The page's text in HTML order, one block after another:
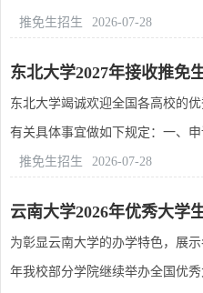
推免生招生 2026-07-28
东北大学2027年接收推免
东北大学竭诚欢迎全国各高校的
有关具体事宜做如下规定：一、
推免生招生 2026-07-28
云南大学2026年优秀大学
为彰显云南大学的办学特色，展
年我校部分学院继续举办全国优